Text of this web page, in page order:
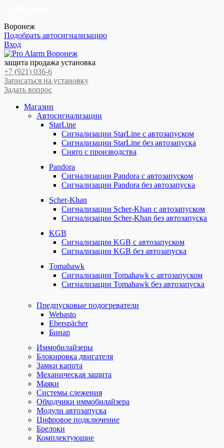
Воронеж
Подобрать автосигнализацию
Вход
Перейти
к
навигации
Перейти
к
содержимому
защита продажа установка
+7 (921) 036-6
Записаться на установку
Задать вопрос
Магазин
Автосигнализации
StarLine
Сигнализации StarLine с автозапуском
Сигнализации StarLine без автозапуска
Снято с производства
Pandora
Сигнализации Pandora с автозапуском
Сигнализации Pandora без автозапуска
Scher-Khan
Сигнализации Scher-Khan с автозапуском
Сигнализации Scher-Khan без автозапуска
KGB
Сигнализации KGB с автозапуском
Сигнализации KGB без автозапуска
Tomahawk
Сигнализации Tomahawk с автозапуском
Сигнализации Tomahawk без автозапуска
Предпусковые подогреватели
Webasto
Eberspächer
Бинар
Иммобилайзеры
Блокировка двигателя
Замки капота
Механическая защита
Маяки
Системы слежения
Обходчики иммобилайзера
Модули автозапуска
Цифровое подключение
Брелоки
Комплектующие